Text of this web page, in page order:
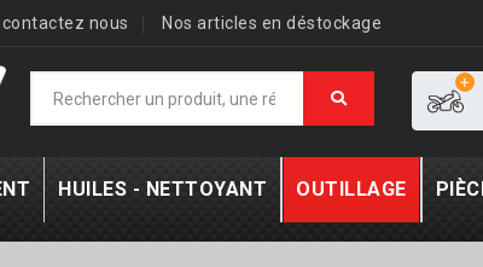
contactez nous Nos articles en déstockage
HUILES - NETTOYANT OUTILLAGE